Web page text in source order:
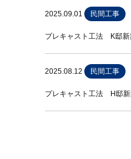
2025.09.01 民間工事
プレキャスト工法 K邸
2025.08.12 民間工事
プレキャスト工法 H邸